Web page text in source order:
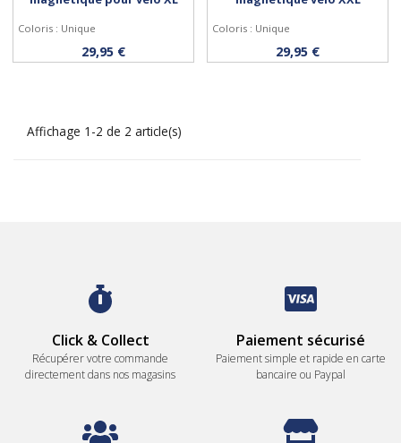
Acheter
Coloris : Unique
29,95 € Acheter
Coloris : Unique
29,95 €
Affichage 1-2 de 2 article(s)
Click & Collect
Récupérer votre commande
directement dans nos magasins
Paiement sécurisé
Paiement simple et rapide en carte
bancaire ou Paypal